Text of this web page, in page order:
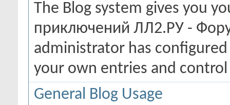
The Blog system gives you
приключений ЛЛ2.РУ -
administrator has
your own entries and
General Blog Usage